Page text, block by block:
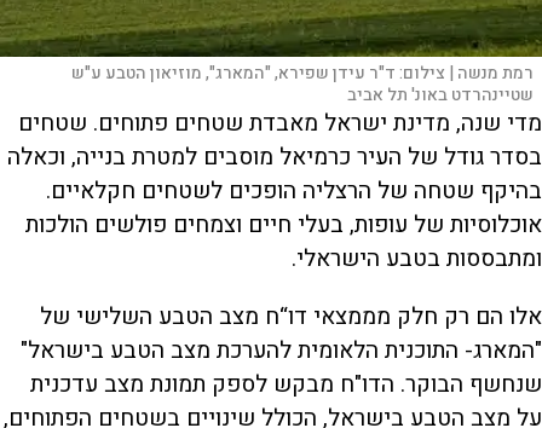
רמת מנשה | צילום:ד"ר עידן שפירא, "המארג", מוזיאון הטבע ע"ש
שטיינהרדט באונ' תל אביב
מדי שנה, מדינת ישראל מאבדת שטחים פתוחים. שטחים
בסדר גודל של העיר כרמיאל מוסבים למטרת בנייה, וכאלה
בהיקף שטחה של הרצליה הופכים לשטחים חקלאיים.
אוכלוסיות של עופות, בעלי חיים וצמחים פולשים הולכות
ומתבססות בטבע הישראלי.
אלו הם רק חלק מממצאי דו“ח מצב הטבע השלישי של
"המארג- התוכנית הלאומית להערכת מצב הטבע בישראל"
שנחשף הבוקר. הדו"ח מבקש לספק תמונת מצב עדכנית
על מצב הטבע בישראל, הכולל שינויים בשטחים הפתוחים,